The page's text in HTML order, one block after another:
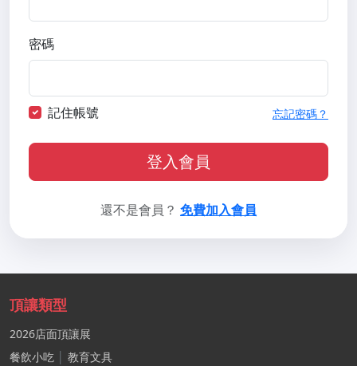
密碼
記住帳號 忘記密碼？
登入會員
還不是會員？ 免費加入會員
頂讓類型
2026店面頂讓展
餐飲小吃
教育文具